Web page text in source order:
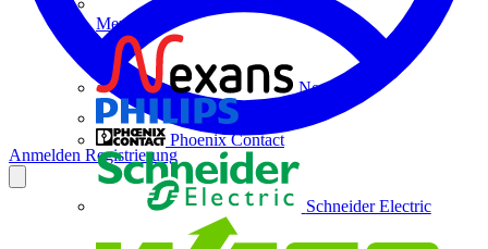
Merten
Nexans
Phoenix Contact
Schneider Electric
Anmelden Registrierung